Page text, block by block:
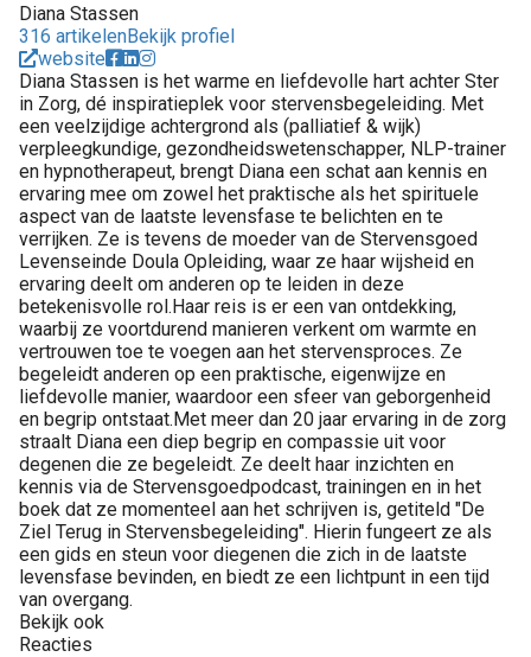
Diana Stassen
316 artikelenBekijk profiel
website
Diana Stassen is het warme en liefdevolle hart achter Ster
in Zorg, dé inspiratieplek voor stervensbegeleiding. Met
een veelzijdige achtergrond als (palliatief & wijk)
verpleegkundige, gezondheidswetenschapper, NLP-trainer
en hypnotherapeut, brengt Diana een schat aan kennis en
ervaring mee om zowel het praktische als het spirituele
aspect van de laatste levensfase te belichten en te
verrijken. Ze is tevens de moeder van de Stervensgoed
Levenseinde Doula Opleiding, waar ze haar wijsheid en
ervaring deelt om anderen op te leiden in deze
betekenisvolle rol.Haar reis is er een van ontdekking,
waarbij ze voortdurend manieren verkent om warmte en
vertrouwen toe te voegen aan het stervensproces. Ze
begeleidt anderen op een praktische, eigenwijze en
liefdevolle manier, waardoor een sfeer van geborgenheid
en begrip ontstaat.Met meer dan 20 jaar ervaring in de zorg
straalt Diana een diep begrip en compassie uit voor
degenen die ze begeleidt. Ze deelt haar inzichten en
kennis via de Stervensgoedpodcast, trainingen en in het
boek dat ze momenteel aan het schrijven is, getiteld "De
Ziel Terug in Stervensbegeleiding". Hierin fungeert ze als
een gids en steun voor diegenen die zich in de laatste
levensfase bevinden, en biedt ze een lichtpunt in een tijd
van overgang.
Bekijk ook
Reacties